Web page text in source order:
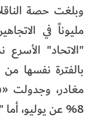
8% عن يوليو، أما "العربية" فعرضت 920 ألف مقعد.